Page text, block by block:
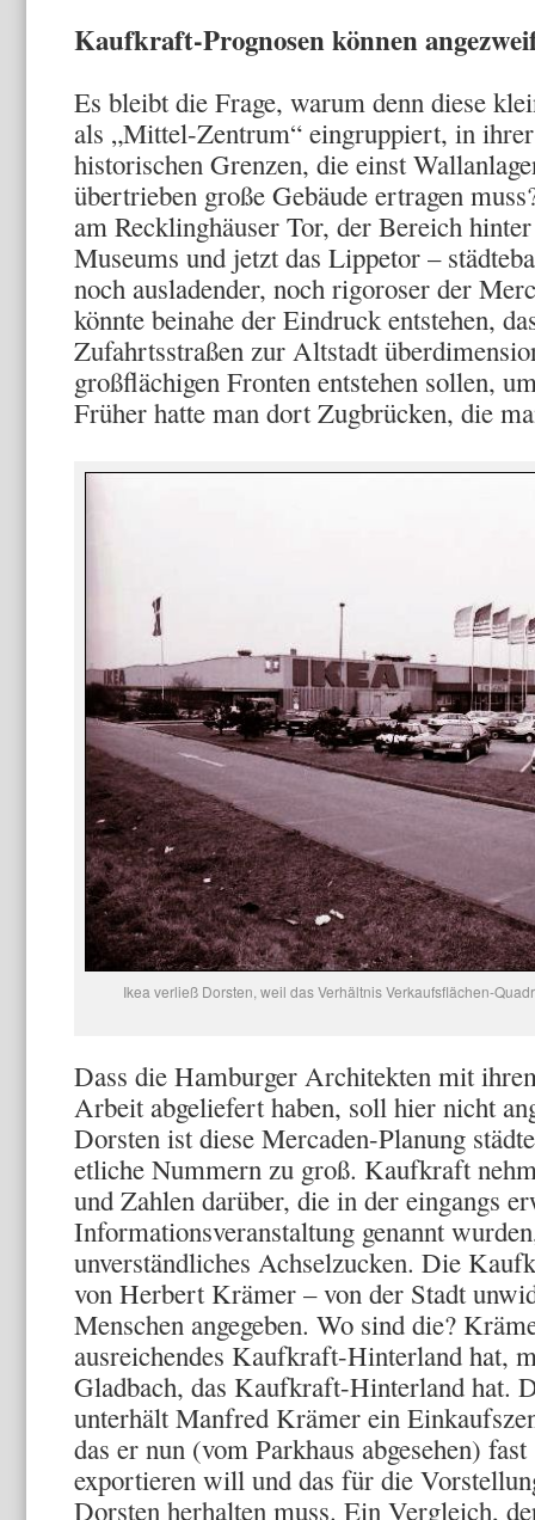
Kaufkraft-Prognosen können
Es bleibt die Frage, warum denn diese
als „Mittel-Zentrum“ eingruppiert, in
historischen Grenzen, die einst
übertrieben große Gebäude ertragen
am Recklinghäuser Tor, der Bereich
Museums und jetzt das Lippetor –
noch ausladender, noch rigoroser der
könnte beinahe der Eindruck entstehen,
Zufahrtsstraßen zur Altstadt
großflächigen Fronten entstehen sollen,
Früher hatte man dort Zugbrücken, die
Ikea verließ Dorsten, weil das Verhältnis Verkaufsflächen-
Dass die Hamburger Architekten mit
Arbeit abgeliefert haben, soll hier nicht
Dorsten ist diese Mercaden-Planung
etliche Nummern zu groß. Kaufkraft
und Zahlen darüber, die in der eingangs
Informationsveranstaltung genannt
unverständliches Achselzucken. Die
von Herbert Krämer – von der Stadt
Menschen angegeben. Wo sind die?
ausreichendes Kaufkraft-Hinterland hat,
Gladbach, das Kaufkraft-Hinterland hat.
unterhält Manfred Krämer ein
das er nun (vom Parkhaus abgesehen)
exportieren will und das für die
Dorsten herhalten muss. Ein Vergleich,